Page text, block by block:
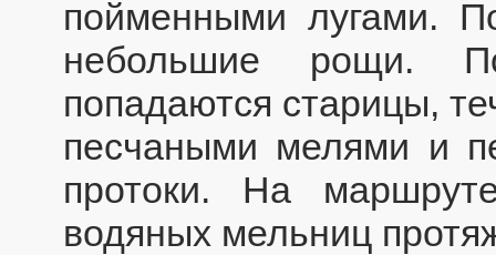
пойменными лугами.
небольшие рощи.
попадаются старицы,
песчаными мелями и
протоки. На
водяных мельниц